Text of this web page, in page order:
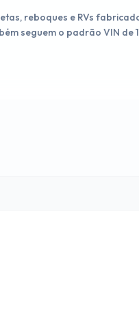
reboques e RVs
seguem o padrão VIN de